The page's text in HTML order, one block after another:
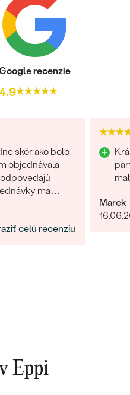
recenzie
skôr ako bolo
objednávala
ma
a pod. a
prípade
celú recenziu
Marek
Eppi